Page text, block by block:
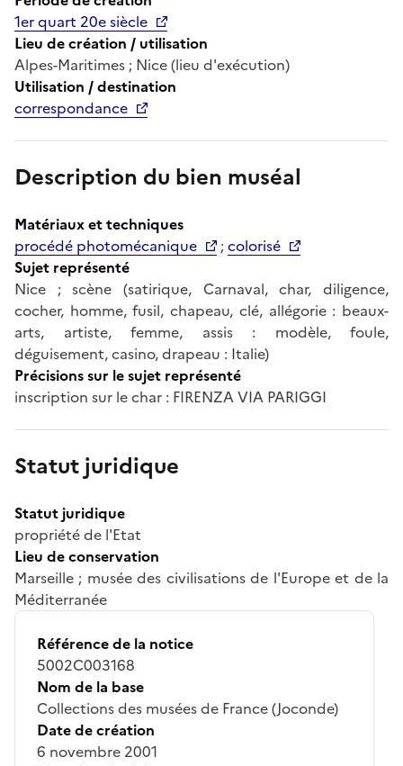
1er quart 20e siècle
Lieu de création / utilisation
Alpes-Maritimes ; Nice (lieu d'exécution)
Utilisation / destination
correspondance
Description du bien muséal
Matériaux et techniques
procédé photomécanique
;colorisé
Sujet représenté
Nice ; scène (satirique, Carnaval, char, diligence,
cocher, homme, fusil, chapeau, clé, allégorie : beaux-
arts, artiste, femme, assis : modèle, foule,
déguisement, casino, drapeau : Italie)
Précisions sur le sujet représenté
inscription sur le char : FIRENZA VIA PARIGGI
Statut juridique
Statut juridique
propriété de l'Etat
Lieu de conservation
Marseille ; musée des civilisations de l'Europe et de la
Méditerranée
Référence de la notice
5002C003168
Nom de la base
Collections des musées de France (Joconde)
Date de création
6 novembre 2001